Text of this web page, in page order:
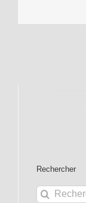
Rechercher
Rechercher: